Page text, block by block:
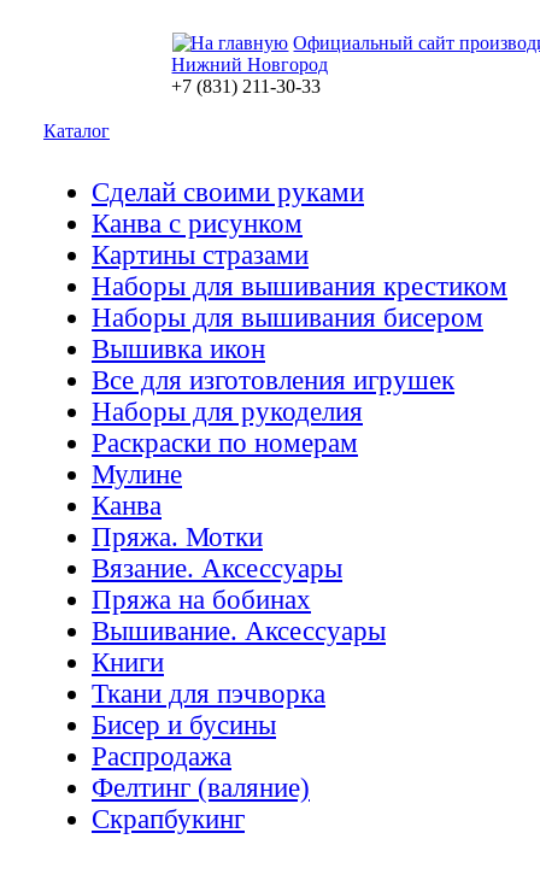
Официальный сайт
Нижний Новгород
+7 (831) 211-30-33
Каталог
Сделай своими руками
Канва с рисунком
Картины стразами
Наборы для вышивания крестиком
Наборы для вышивания бисером
Вышивка икон
Все для изготовления игрушек
Наборы для рукоделия
Раскраски по номерам
Мулине
Канва
Пряжа. Мотки
Вязание. Аксессуары
Пряжа на бобинах
Вышивание. Аксессуары
Книги
Ткани для пэчворка
Бисер и бусины
Распродажа
Фелтинг (валяние)
Скрапбукинг